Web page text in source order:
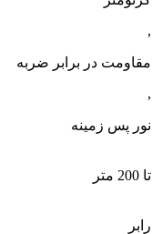
,
مقاومت در برابر ضربه
,
نور پس زمینه
تا 200 متر
رابر